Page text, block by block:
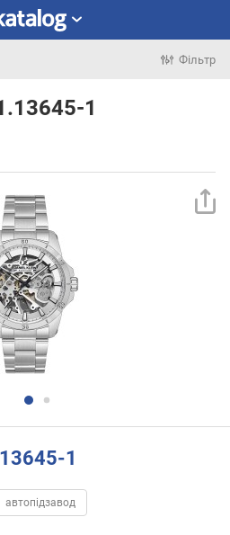
Фільтр
1
1
автопідзавод